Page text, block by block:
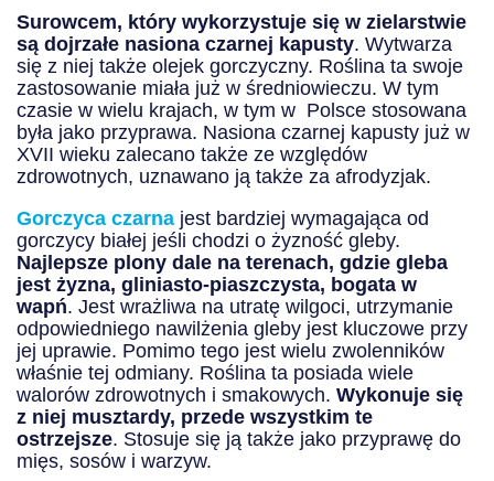
Surowcem, który wykorzystuje się w zielarstwie
są dojrzałe nasiona czarnej kapusty. Wytwarza
się z niej także olejek gorczyczny. Roślina ta swoje
zastosowanie miała już w średniowieczu. W tym
czasie w wielu krajach, w tym w Polsce stosowana
była jako przyprawa. Nasiona czarnej kapusty już w
XVII wieku zalecano także ze względów
zdrowotnych, uznawano ją także za afrodyzjak.
Gorczyca czarna jest bardziej wymagająca od
gorczycy białej jeśli chodzi o żyzność gleby.
Najlepsze plony dale na terenach, gdzie gleba
jest żyzna, gliniasto-piaszczysta, bogata w
wapń. Jest wrażliwa na utratę wilgoci, utrzymanie
odpowiedniego nawilżenia gleby jest kluczowe przy
jej uprawie. Pomimo tego jest wielu zwolenników
właśnie tej odmiany. Roślina ta posiada wiele
walorów zdrowotnych i smakowych. Wykonuje się
z niej musztardy, przede wszystkim te
ostrzejsze. Stosuje się ją także jako przyprawę do
mięs, sosów i warzyw.